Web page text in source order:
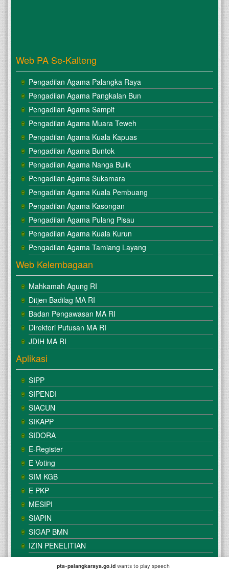
Web PA Se-Kalteng
Pengadilan Agama Palangka Raya
Pengadilan Agama Pangkalan Bun
Pengadilan Agama Sampit
Pengadilan Agama Muara Teweh
Pengadilan Agama Kuala Kapuas
Pengadilan Agama Buntok
Pengadilan Agama Nanga Bulik
Pengadilan Agama Sukamara
Pengadilan Agama Kuala Pembuang
Pengadilan Agama Kasongan
Pengadilan Agama Pulang Pisau
Pengadilan Agama Kuala Kurun
Pengadilan Agama Tamiang Layang
Web Kelembagaan
Mahkamah Agung RI
Ditjen Badilag MA RI
Badan Pengawasan MA RI
Direktori Putusan MA RI
JDIH MA RI
Aplikasi
SIPP
SIPENDI
SIACUN
SIKAPP
SIDORA
E-Register
E Voting
SIM KGB
E PKP
MESIPI
SIAPIN
SIGAP BMN
IZIN PENELITIAN
pta-palangkaraya.go.id wants to play speech